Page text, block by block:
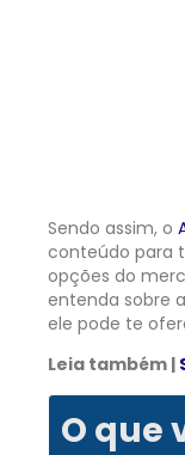
Sendo assim, o
conteúdo para
opções do
entenda sobre
ele pode te
Leia também |
O que